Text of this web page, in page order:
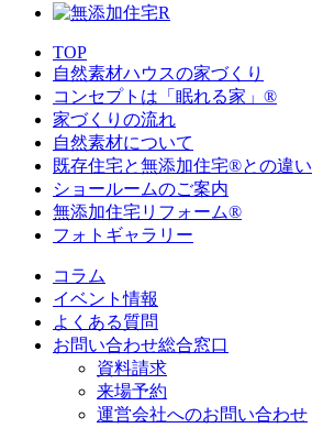
TOP
自然素材ハウスの家づくり
コンセプトは「眠れる家」®
家づくりの流れ
自然素材について
既存住宅と無添加住宅®との違い
ショールームのご案内
無添加住宅リフォーム®
フォトギャラリー
コラム
イベント情報
よくある質問
お問い合わせ総合窓口
資料請求
来場予約
運営会社へのお問い合わせ